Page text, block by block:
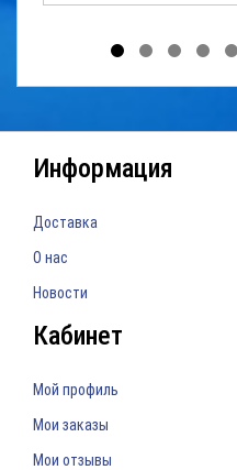
Информация
Доставка
О нас
Новости
Кабинет
Мой профиль
Мои заказы
Мои отзывы